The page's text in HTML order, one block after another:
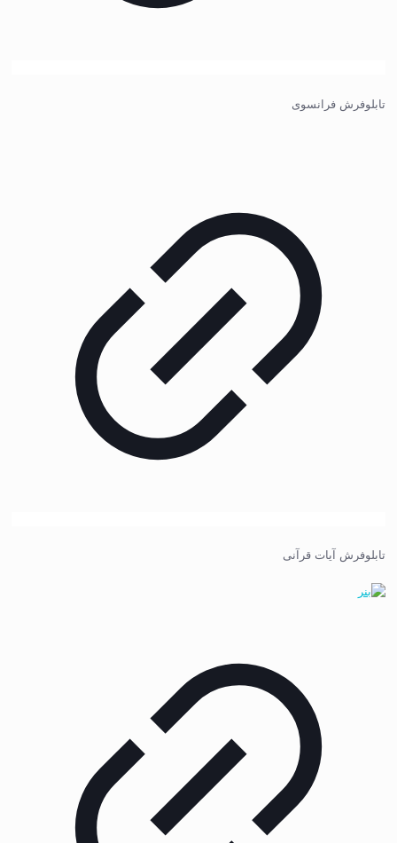
تابلوفرش فرانسوی
تابلوفرش آیات قرآنی